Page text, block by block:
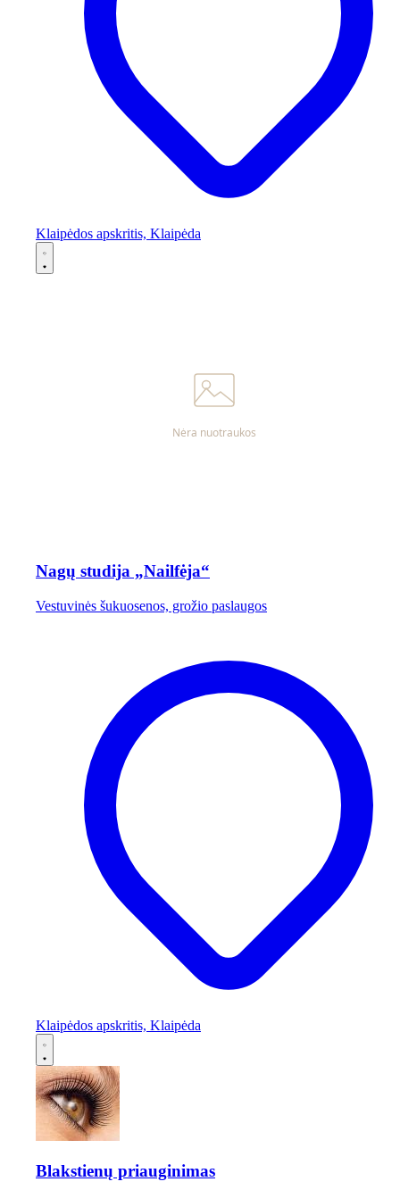
Klaipėdos apskritis, Klaipėda
Nagų studija „Nailfėja“
Vestuvinės šukuosenos, grožio paslaugos
Klaipėdos apskritis, Klaipėda
Blakstienų priauginimas